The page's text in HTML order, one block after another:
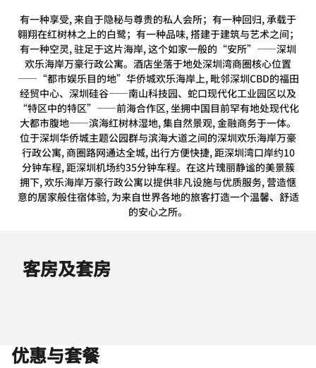
有一种享受, 来自于隐秘与尊贵的私人会所；有一种回归, 承载于
翱翔在红树林之上的白鹭；有一种品味, 搭建于建筑与艺术之间；
有一种空灵, 驻足于这片海岸, 这个如家一般的“安所”——深圳
欢乐海岸万豪行政公寓。酒店坐落于地处深圳湾商圈核心位置
——“都市娱乐目的地”华侨城欢乐海岸上, 毗邻深圳CBD的福田
经贸中心、深圳硅谷——南山科技园、蛇口现代化工业园区以及
“特区中的特区”——前海合作区, 坐拥中国目前罕有地处现代化
大都市腹地——滨海红树林湿地, 集自然景观, 金融商务于一体。
位于深圳华侨城主题公园群与滨海大道之间的深圳欢乐海岸万豪
行政公寓, 商圈路网通达全城, 出行方便快捷, 距深圳湾口岸约10
分钟车程, 距深圳机场约35分钟车程。在这片瑰丽静谧的美景簇
拥下, 欢乐海岸万豪行政公寓以提供非凡设施与优质服务, 营造惬
意的居家般住宿体验, 为来自世界各地的旅客打造一个温馨、舒适
的安心之所。
客房及套房
优惠与套餐